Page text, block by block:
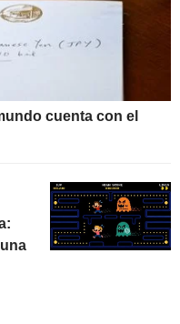
cuenta con el